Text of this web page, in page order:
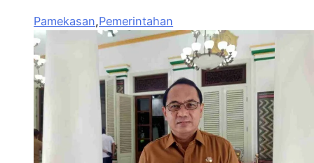
Pamekasan,Pemerintahan